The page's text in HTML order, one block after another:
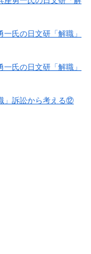
氏の日文研「解職」
氏の日文研「解職」
」訴訟から考える⑫